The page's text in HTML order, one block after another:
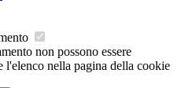
non possono essere
l'elenco nella pagina della cookie